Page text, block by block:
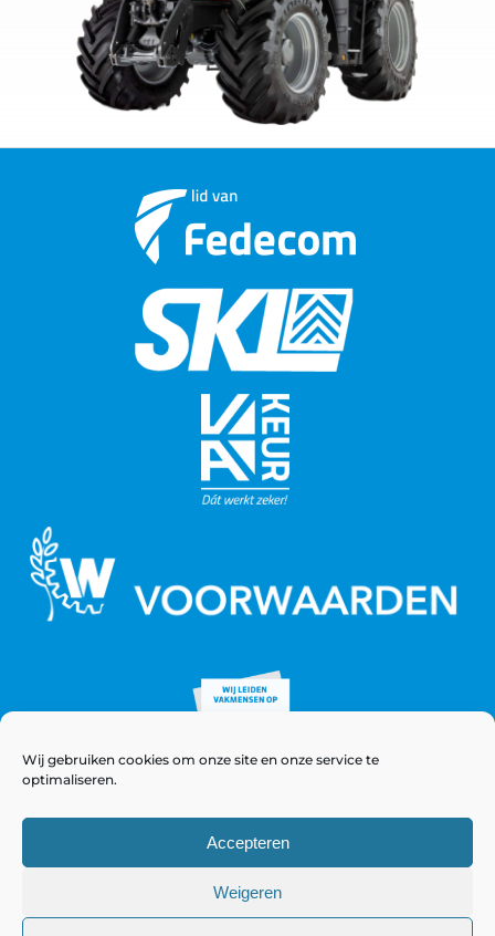
Wij gebruiken cookies om onze site en onze service te
optimaliseren.
Accepteren
Weigeren
© Copyright 2021 - 2026 WeeversNieuwstad